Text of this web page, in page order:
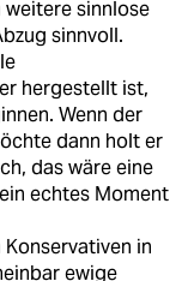
weitere sinnlose
sinnvoll.
hergestellt ist,
Wenn der
dann holt er
das wäre eine
echtes Moment
in
ewige